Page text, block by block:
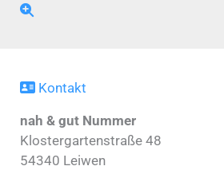
Kontakt
nah & gut Nummer
Klostergartenstraße 48
54340 Leiwen